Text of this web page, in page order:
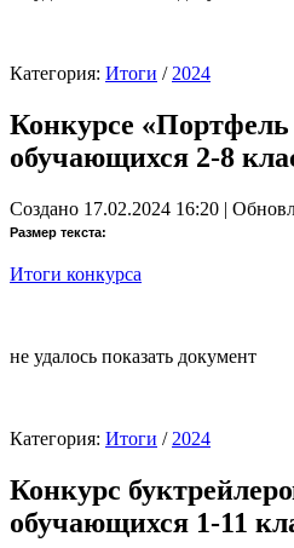
Категория: Итоги / 2024
Конкурсе «Портфель
обучающихся 2-8
Создано 17.02.2024 16:20 |
Размер текста:
Итоги конкурса
не удалось показать документ
Категория: Итоги / 2024
Конкурс
обучающихся 1-11